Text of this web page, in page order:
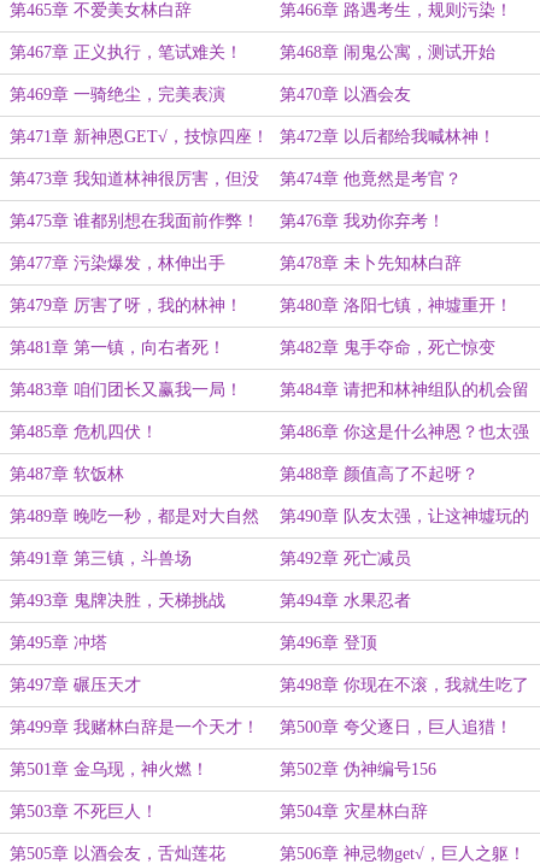
第465章 不爱美女林白辞 第466章 路遇考生，规则污染！
第467章 正义执行，笔试难关！ 第468章 闹鬼公寓，测试开始
第469章 一骑绝尘，完美表演 第470章 以酒会友
第471章 新神恩GET√，技惊四座！ 第472章 以后都给我喊林神！
第473章 我知道林神很厉害，但没
想到厉害到没朋友！
第474章 他竟然是考官？
第475章 谁都别想在我面前作弊！ 第476章 我劝你弃考！
第477章 污染爆发，林伸出手 第478章 未卜先知林白辞
第479章 厉害了呀，我的林神！ 第480章 洛阳七镇，神墟重开！
第481章 第一镇，向右者死！ 第482章 鬼手夺命，死亡惊变
第483章 咱们团长又赢我一局！ 第484章 请把和林神组队的机会留
给我！
第485章 危机四伏！ 第486章 你这是什么神恩？也太强
了吧？
第487章 软饭林 第488章 颜值高了不起呀？
第489章 晚吃一秒，都是对大自然
馈赠的不尊重！
第490章 队友太强，让这神墟玩的
没意思呀！
第491章 第三镇，斗兽场 第492章 死亡减员
第493章 鬼牌决胜，天梯挑战 第494章 水果忍者
第495章 冲塔 第496章 登顶
第497章 碾压天才 第498章 你现在不滚，我就生吃了
你！
第499章 我赌林白辞是一个天才！ 第500章 夸父逐日，巨人追猎！
第501章 金乌现，神火燃！ 第502章 伪神编号156
第503章 不死巨人！ 第504章 灾星林白辞
第505章 以酒会友，舌灿莲花 第506章 神忌物get√，巨人之躯！